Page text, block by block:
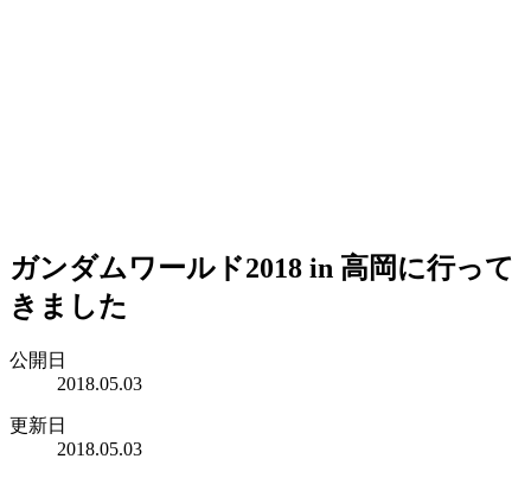
ガンダムワールド2018 in 高岡に行って
きました
公開日
2018.05.03
更新日
2018.05.03